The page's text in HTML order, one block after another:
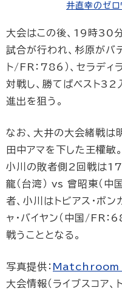
井直幸のゼロ
大会はこの後、19時30
試合が行われ、杉原がバ
ト/FR：786）、セラディ
対戦し、勝てばベスト32
進出を狙う。
なお、大井の大会緒戦は
田中アマを下した王權敏
小川の敗者側2回戦は
龍（台湾） vs 曾昭東（
者、小川はトビアス・ボ
ャ・バイヤン（中国/FR
戦うこととなる。
写真提供： Matchroom
大会情報（ライブスコア、